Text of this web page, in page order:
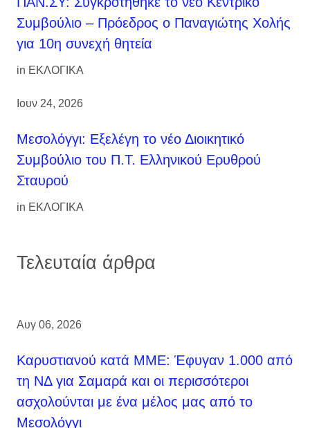
Συμβούλιο – Πρόεδρος ο Παναγιώτης Χολής
για 10η συνεχή θητεία
in ΕΚΛΟΓΙΚΑ
Ιουν 24, 2026
Μεσολόγγι: Εξελέγη το νέο Διοικητικό
Συμβούλιο του Π.Τ. Ελληνικού Ερυθρού
Σταυρού
in ΕΚΛΟΓΙΚΑ
Τελευταία άρθρα
Αυγ 06, 2026
Καρυστιανού κατά ΜΜΕ: Έφυγαν 1.000 από
τη ΝΔ για Σαμαρά και οι περισσότεροι
ασχολούνται με ένα μέλος μας από το
Μεσολόγγι